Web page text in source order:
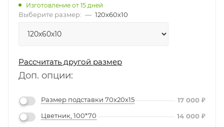
Изготовление от 15 дней
Выберите размер: — 120х60х10
Рассчитать другой размер
Доп. опции:
Размер подставки 70х20х15 17 000 ₽
Цветник, 100*70
14 000 ₽